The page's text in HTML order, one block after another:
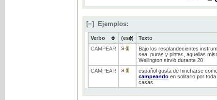
[−] Ejemplos:
Verbo (ess)
Texto
CAMPEAR
S-1
Bajo los resplandecientes
sea, puras y pintas, aquellas
Wellington sirvió durante 20
CAMPEAR
S-1
español gusta de hincharse
campeandoen solitario por toda
casas